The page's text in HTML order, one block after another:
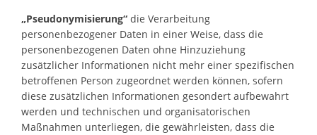
„Pseudonymisierung“ die Verarbeitung
personenbezogener Daten in einer Weise, dass die
personenbezogenen Daten ohne Hinzuziehung
zusätzlicher Informationen nicht mehr einer spezifischen
betroffenen Person zugeordnet werden können, sofern
diese zusätzlichen Informationen gesondert aufbewahrt
werden und technischen und organisatorischen
Maßnahmen unterliegen, die gewährleisten, dass die